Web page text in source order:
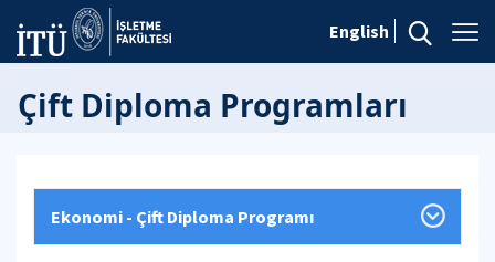
English
Çift Diploma Programları
Ekonomi - Çift Diploma Programı